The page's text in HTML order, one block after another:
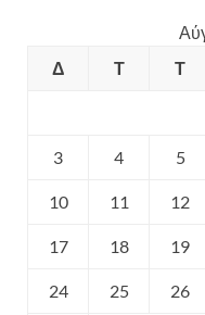
Δ
Τ Τ
3 4 5
10 11 12
17 18 19
24 25 26